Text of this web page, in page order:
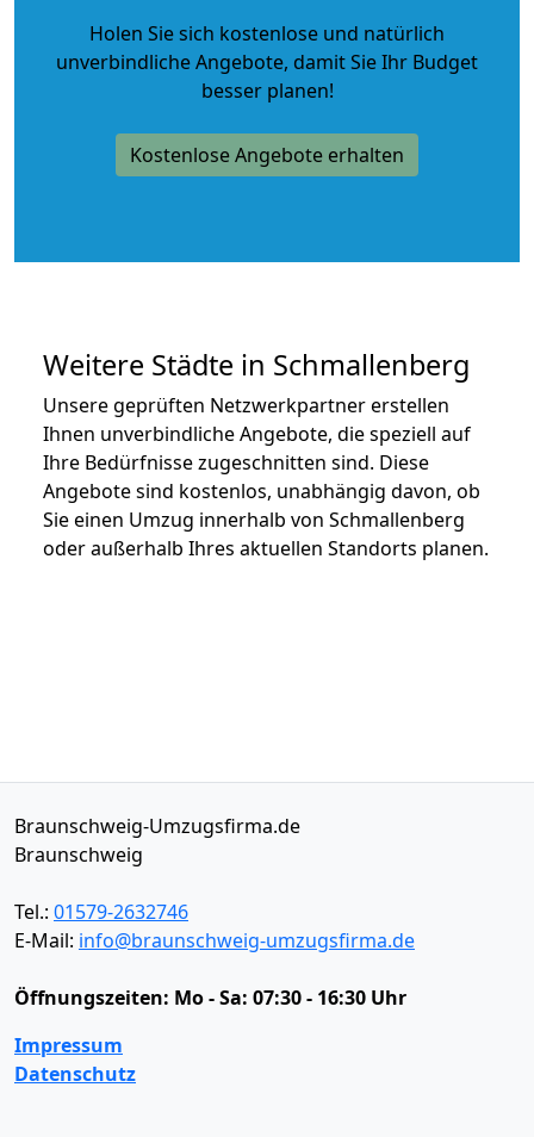
Holen Sie sich kostenlose und natürlich
unverbindliche Angebote, damit Sie Ihr Budget
besser planen!
Kostenlose Angebote erhalten
Weitere Städte in Schmallenberg
Unsere geprüften Netzwerkpartner erstellen
Ihnen unverbindliche Angebote, die speziell auf
Ihre Bedürfnisse zugeschnitten sind. Diese
Angebote sind kostenlos, unabhängig davon, ob
Sie einen Umzug innerhalb von Schmallenberg
oder außerhalb Ihres aktuellen Standorts planen.
Braunschweig-Umzugsfirma.de
Braunschweig
Tel.: 01579-2632746
E-Mail: info@braunschweig-umzugsfirma.de
Öffnungszeiten: Mo - Sa: 07:30 - 16:30 Uhr
Impressum
Datenschutz